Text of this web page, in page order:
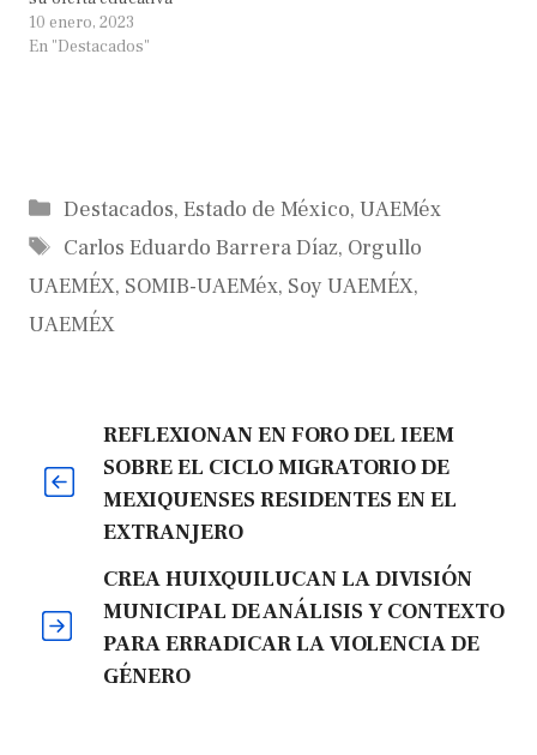
10 enero, 2023
En "Destacados"
Categorías
Destacados, Estado de México, UAEMéx
Etiquetas
Carlos Eduardo Barrera Díaz, Orgullo
UAEMÉX, SOMIB-UAEMéx, Soy UAEMÉX,
UAEMÉX
REFLEXIONAN EN FORO DEL IEEM
SOBRE EL CICLO MIGRATORIO DE
MEXIQUENSES RESIDENTES EN EL
EXTRANJERO
CREA HUIXQUILUCAN LA DIVISIÓN
MUNICIPAL DE ANÁLISIS Y CONTEXTO
PARA ERRADICAR LA VIOLENCIA DE
GÉNERO